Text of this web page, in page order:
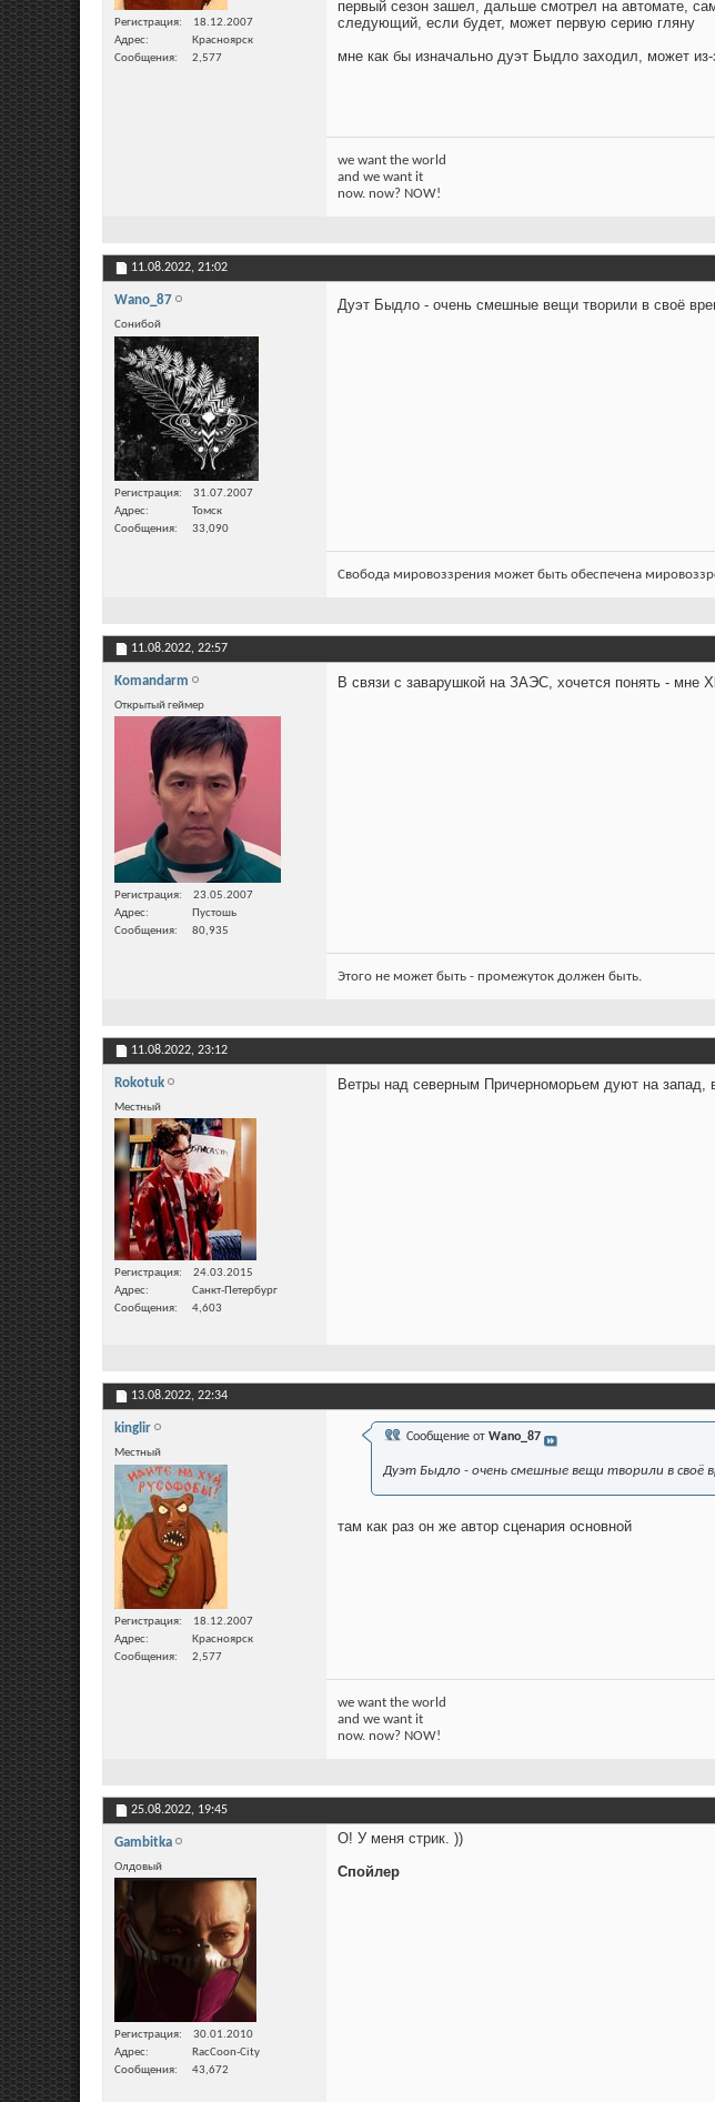
Регистрация
18.12.2007
Адрес
Красноярск
Сообщения
2,577
первый сезон зашел, дальше смотрел на автомате,
следующий, если будет, может первую серию гляну
мне как бы изначально дуэт Быдло заходил, может из-
we want the world
and we want it
now. now? NOW!
11.08.2022, 21:02
Wano_87
Сонибой
Регистрация
31.07.2007
Адрес
Томск
Сообщения
33,090
Дуэт Быдло - очень смешные вещи творили в своё
Свобода мировоззрения может быть обеспечена
11.08.2022, 22:57
Komandarm
Открытый геймер
Регистрация
23.05.2007
Адрес
Пустошь
Сообщения
80,935
В связи с заварушкой на ЗАЭС, хочется понять - мне
Этого не может быть - промежуток должен быть.
11.08.2022, 23:12
Rokotuk
Местный
Регистрация
24.03.2015
Адрес
Санкт-Петербург
Сообщения
4,603
Ветры над северным Причерноморьем дуют на запад,
13.08.2022, 22:34
kinglir
Местный
Регистрация
18.12.2007
Адрес
Красноярск
Сообщения
2,577
Сообщение от Wano_87
Дуэт Быдло - очень смешные вещи творили в своё
там как раз он же автор сценария основной
we want the world
and we want it
now. now? NOW!
25.08.2022, 19:45
Gambitka
Олдовый
Регистрация
30.01.2010
Адрес
RacCoon-City
Сообщения
43,672
О! У меня стрик. ))
Спойлер